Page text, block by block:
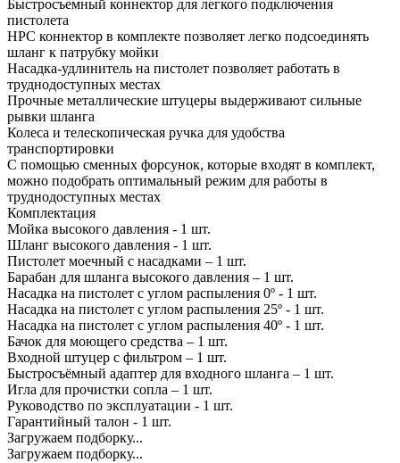
Быстросъемный коннектор для легкого подключения
пистолета
HPC коннектор в комплекте позволяет легко подсоединять
шланг к патрубку мойки
Насадка-удлинитель на пистолет позволяет работать в
труднодоступных местах
Прочные металлические штуцеры выдерживают сильные
рывки шланга
Колеса и телескопическая ручка для удобства
транспортировки
С помощью сменных форсунок, которые входят в комплект,
можно подобрать оптимальный режим для работы в
труднодоступных местах
Комплектация
Мойка высокого давления - 1 шт.
Шланг высокого давления - 1 шт.
Пистолет моечный с насадками – 1 шт.
Барабан для шланга высокого давления – 1 шт.
Насадка на пистолет с углом распыления 0º - 1 шт.
Насадка на пистолет с углом распыления 25º - 1 шт.
Насадка на пистолет с углом распыления 40º - 1 шт.
Бачок для моющего средства – 1 шт.
Входной штуцер с фильтром – 1 шт.
Быстросъёмный адаптер для входного шланга – 1 шт.
Игла для прочистки сопла – 1 шт.
Руководство по эксплуатации - 1 шт.
Гарантийный талон - 1 шт.
Загружаем подборку...
Загружаем подборку...